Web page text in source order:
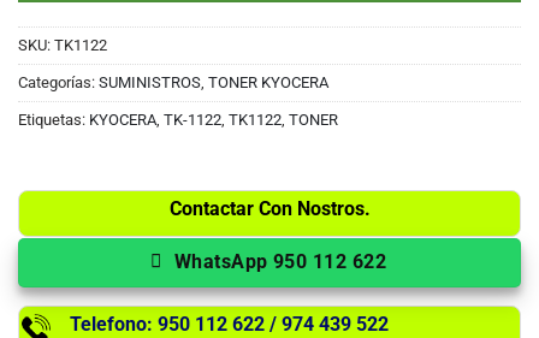
SKU: TK1122
Categorías: SUMINISTROS, TONER KYOCERA
Etiquetas: KYOCERA, TK-1122, TK1122, TONER
Contactar Con Nostros.
WhatsApp 950 112 622
Telefono: 950 112 622 / 974 439 522